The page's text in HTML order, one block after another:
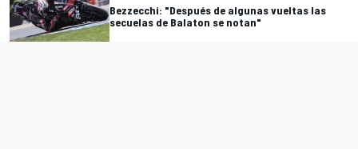
Bezzecchi: "Después de algunas vueltas las
secuelas de Balaton se notan"